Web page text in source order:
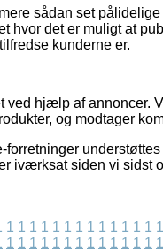
sådan set
hvor det er muligt at
kunderne er.
ved hjælp af annoncer.
og modtager
forretninger
iværksat siden vi sidst
1 1 1 1 1 1 1 1 1 1 1 1 1 1
1 1 1 1 1 1 1 1 1 1 1 1 1 1